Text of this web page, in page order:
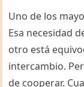
Uno de los
Esa necesidad
otro está
intercambio.
de cooperar.